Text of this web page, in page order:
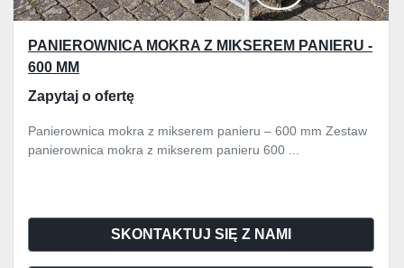
PANIEROWNICA MOKRA Z MIKSEREM PANIERU -
600 MM
Zapytaj o ofertę
Panierownica mokra z mikserem panieru – 600 mm Zestaw
panierownica mokra z mikserem panieru 600 ...
SKONTAKTUJ SIĘ Z NAMI